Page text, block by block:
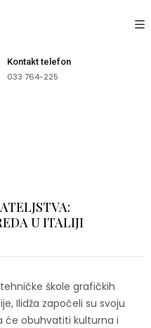
Kontakt telefon
033 764-225
U ITALIJI
škole grafičkih
Ilidža započeli su svoju
će obuhvatiti kulturna i